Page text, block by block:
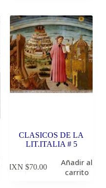
CLASICOS DE LA
LIT.ITALIA # 5
MXN $70.00
Añadir al
carrito